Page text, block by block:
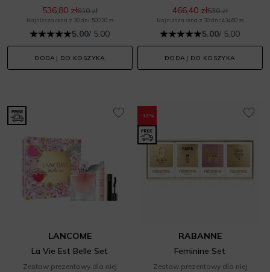
536,80 zł610 zł
Najniższa cena z 30 dni: 500,20 zł
5.00/ 5.00
DODAJ DO KOSZYKA
466,40 zł530 zł
Najniższa cena z 30 dni: 434,60 zł
5.00/ 5.00
DODAJ DO KOSZYKA
LANCOME
La Vie Est Belle Set
Zestaw prezentowy dla niej
-12%
RABANNE
Feminine Set
Zestaw prezentowy dla niej